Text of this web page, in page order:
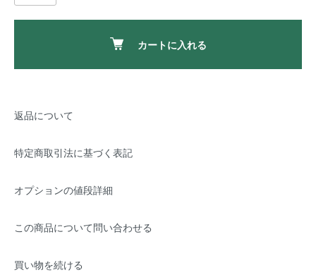
カートに入れる
返品について
特定商取引法に基づく表記
オプションの値段詳細
この商品について問い合わせる
買い物を続ける